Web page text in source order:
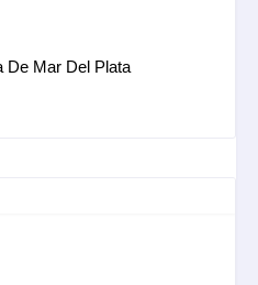
De Mar Del Plata